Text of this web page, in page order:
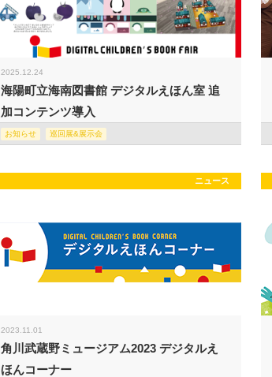
2025.12.24
海陽町立海南図書館 デジタルえほん室 追
加コンテンツ導入
お知らせ 巡回展&展示会
ニュース
2023.11.01
角川武蔵野ミュージアム2023 デジタルえ
ほんコーナー